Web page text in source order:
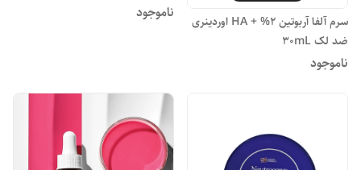
سرم آلفا آربوتین 2% + HA اوردینری
ضد لک 30mL
ناموجود
ناموجود